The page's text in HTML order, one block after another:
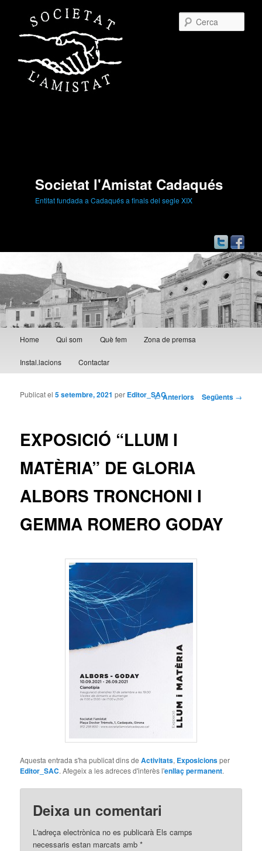
Societat l'Amistat Cadaqués
Entitat fundada a Cadaqués a finals del segle XIX
Aneu al contingut principal
Aneu al contingut secundari
Home Qui som Què fem Zona de premsa
Instal.lacions Contactar
Navegació per les
←Anteriors Següents →
EXPOSICIÓ “LLUM I
MATÈRIA” DE GLORIA
ALBORS TRONCHONI I
GEMMA ROMERO GODAY
Publicat el5 setembre, 2021 per Editor_SAC
Aquesta entrada s'ha publicat dins deActivitats, Exposicionsper
Editor_SAC. Afegeix a les adreces d'interès l'enllaç permanent.
Deixa un comentari
L'adreça electrònica no es publicarà Els camps
necessaris estan marcats amb*